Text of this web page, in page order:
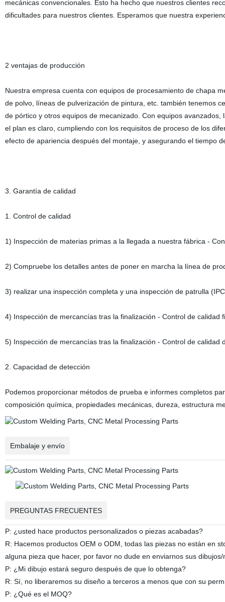
mecánicas convencionales. Esto ha hecho que nuestros clientes
dificultades para nuestros clientes. Esperamos que nuestra
2 ventajas de producción
Nuestra empresa cuenta con equipos de procesamiento de chapa
de polvo, líneas de pulverización de pintura, etc. también tenemos
de pórtico y otros equipos de mecanizado. Con equipos
el plan es claro, cumpliendo con los requisitos de proceso de los
efecto de apariencia después del montaje, y asegurando el tiempo
3. Garantía de calidad
1. Control de calidad
1) Inspección de materias primas a la llegada a nuestra fábrica -
2) Compruebe los detalles antes de poner en marcha la línea de
3) realizar una inspección completa y una inspección de patrulla
4) Inspección de mercancías tras la finalización - Control de calidad
5) Inspección de mercancías tras la finalización - Control de calidad
2. Capacidad de detección
Podemos proporcionar métodos de prueba e informes completos
composición química, propiedades mecánicas, dureza, estructura
Embalaje y envío
PREGUNTAS FRECUENTES
P: ¿usted hace productos personalizados o piezas acabadas?
R: Hacemos productos OEM o ODM, todas las piezas no están en
alguna pieza que hacer, por favor no dude en enviarnos sus
P: ¿Mi dibujo estará seguro después de que lo obtenga?
R: Sí, no liberaremos su diseño a terceros a menos que con su
P: ¿Qué es el MOQ?